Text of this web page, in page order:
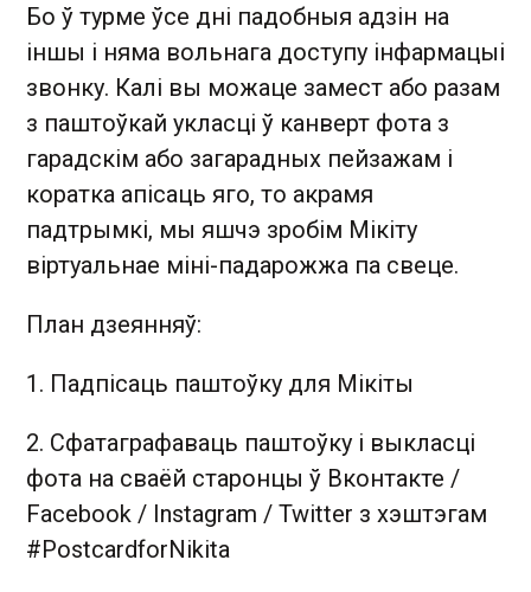
Бо ў турме ўсе дні падобныя адзін на
іншы і няма вольнага доступу інфармацыі
звонку. Калі вы можаце замест або разам
з паштоўкай укласці ў канверт фота з
гарадскім або загарадных пейзажам і
коратка апісаць яго, то акрамя
падтрымкі, мы яшчэ зробім Мікіту
віртуальнае міні-падарожжа па свеце.
План дзеянняў:
1. Падпісаць паштоўку для Мікіты
2. Сфатаграфаваць паштоўку і выкласці
фота на сваёй старонцы ў Вконтакте /
Facebook / Instagram / Twitter з хэштэгам
#PostcardforNikita